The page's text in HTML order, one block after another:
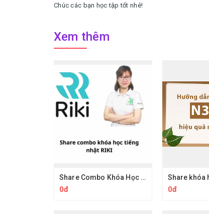
Chúc các bạn học tập tốt nhé!
Xem thêm
Share Combo Khóa Học Riki Nihongo Tiếng Nhật
0đ 0đ